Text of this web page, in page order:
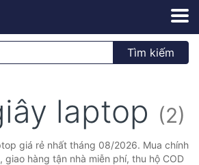
Tìm kiếm
laptop (2)
giá rẻ nhất tháng 08/2026. Mua chính
giao hàng tận nhà miễn phí, thu hộ COD